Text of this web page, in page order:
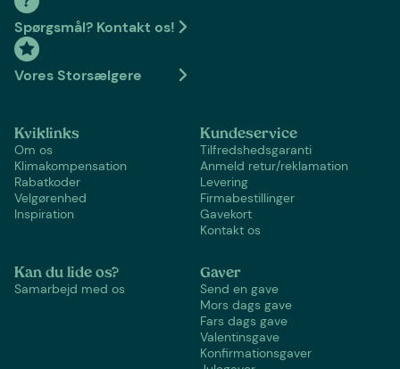
Spørgsmål? Kontakt os!
Vores Storsælgere
Kviklinks
Om os
Klimakompensation
Rabatkoder
Velgørenhed
Inspiration
Kundeservice
Tilfredshedsgaranti
Anmeld retur/reklamation
Levering
Firmabestillinger
Gavekort
Kontakt os
Kan du lide os?
Samarbejd med os
Gaver
Send en gave
Mors dags gave
Fars dags gave
Valentinsgave
Konfirmationsgaver